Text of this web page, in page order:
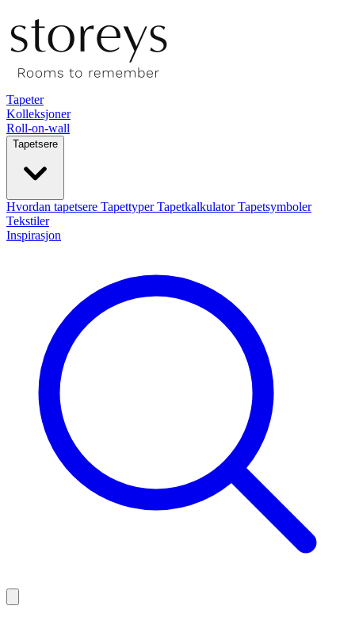
Tapeter
Kolleksjoner
Roll-on-wall
Tapetsere
Hvordan tapetsere TapettyperTapetkalkulatorTapetsymboler
Tekstiler
Inspirasjon